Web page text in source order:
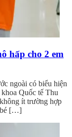
hấp cho 2 em
ngoài có biểu hiện
Quốc tế Thu
ít trường hợp
bé […]